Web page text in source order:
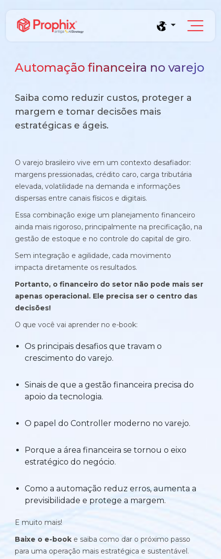
Prophix Plano
Módulo de Planejamento, orçamento e
projeções financeiras sem planilhas.
Conheça o produto
Demonstração Gratuita
Prophix Fluxo (Cash Management)
Módulo de Controle, projeção e gestão do fluxo
de caixa.
Complexidade de gestão de caixa baixa e média
Empresas que faturam entre R$30M e R$200M por ano
Demonstração Gratuita
Automatize planejamento, fechamento e
análises com inteligência artificial integrada.
Complexidade Alta
Empresas que faturam acima de R$200M por ano
Demonstração Gratuita
Blog
E-books
Conteúdos aprofundados para seu crescimento
Histórias de clientes que transformaram sua cultura
orçamentária
Indústria e Manufatura
Distribuição e Logística
Varejo
Automação financeira no varejo
Saiba como reduzir custos, proteger a
margem e tomar decisões mais
estratégicas e ágeis.
O varejo brasileiro vive em um contexto desafiador:
margens pressionadas, crédito caro, carga tributária
elevada, volatilidade na demanda e informações
dispersas entre canais físicos e digitais.
Essa combinação exige um planejamento financeiro
ainda mais rigoroso, principalmente na precificação, na
gestão de estoque e no controle do capital de giro.
Sem integração e agilidade, cada movimento
impacta diretamente os resultados.
Portanto, o financeiro do setor não pode mais ser
apenas operacional. Ele precisa ser o centro das
decisões!
O que você vai aprender no e-book:
Os principais desafios que travam o
crescimento do varejo.
Sinais de que a gestão financeira precisa do
apoio da tecnologia.
O papel do Controller moderno no varejo.
Porque a área financeira se tornou o eixo
estratégico do negócio.
Como a automação reduz erros, aumenta a
previsibilidade e protege a margem.
E muito mais!
Baixe o e-book e saiba como dar o próximo passo
para uma operação mais estratégica e sustentável.